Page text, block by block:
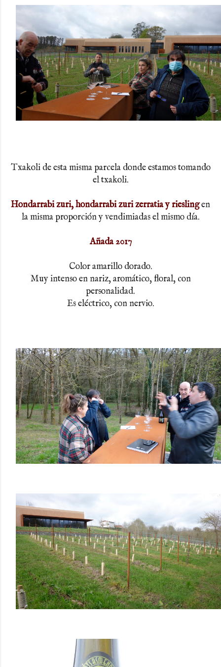
Txakoli de esta misma parcela donde estamos tomando
el txakoli.
Hondarrabi zuri, hondarrabi zuri zerratia y rieslingen
la misma proporción y vendimiadas el mismo día.
Añada 2017
Color amarillo dorado.
Muy intenso en nariz, aromático, floral, con
personalidad.
Es eléctrico, con nervio.